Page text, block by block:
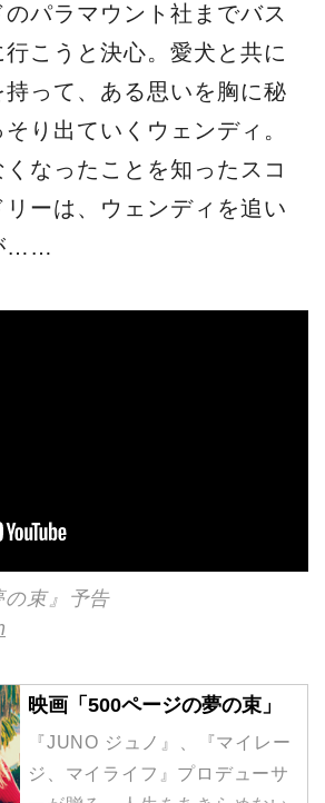
パラマウント社までバス
こうと決心。愛犬と共に
って、ある思いを胸に秘
り出ていくウェンディ。
なったことを知ったスコ
リーは、ウェンディを追い
……
の束』予告
映画「500ページの夢の束」
『JUNO ジュノ』、『マイレー
ジ、マイライフ』プロデューサ